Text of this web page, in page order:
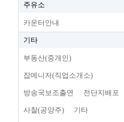
주유소
카운터안내
기타
부동산(중개인)
잡메니저(직업소개소)
방송국보조출연 전단지배포
사찰(공양주) 기타